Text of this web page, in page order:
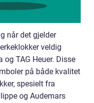
når det gjelder
veldig
TAG Heuer. Disse
på både kvalitet
spesielt fra
og Audemars